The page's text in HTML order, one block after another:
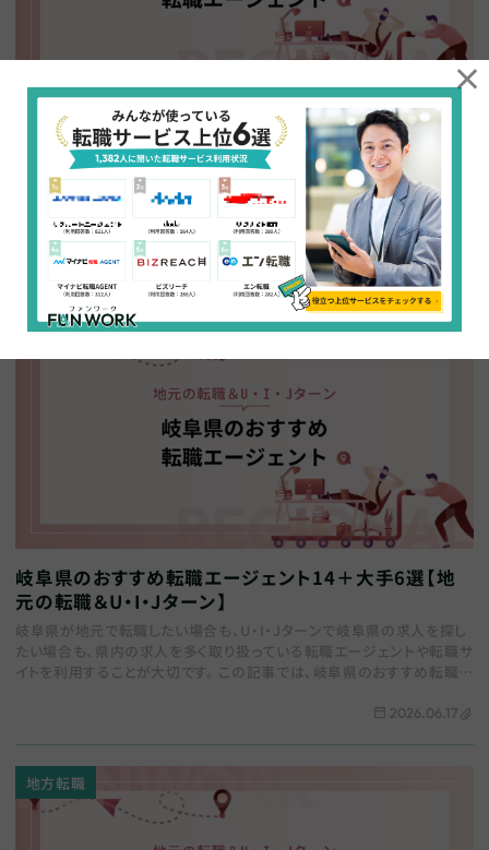
静岡県のおすすめ転職エージェント14＋大手6選【地
元の転職＆U・I・Jターン】
静岡県が地元で転職したい場合も、U・I・Jターンで静岡県の求人を探し
たい場合も、県内の求人を多く取り扱っている転職エージェントや転職サ
イトを利用することが大切です。 この記事では、静岡県のおすすめ転職エ
ージェントをまとめます。地域特化…
2026.06.17
地方転職
岐阜県のおすすめ転職エージェント14＋大手6選【地
元の転職＆U・I・Jターン】
岐阜県が地元で転職したい場合も、U・I・Jターンで岐阜県の求人を探し
たい場合も、県内の求人を多く取り扱っている転職エージェントや転職サ
イトを利用することが大切です。 この記事では、岐阜県のおすすめ転職エ
2026.06.17
地方転職
×